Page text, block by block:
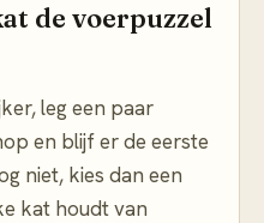
de voerpuzzel
leg een paar
en blijf er de eerste
niet, kies dan een
kat houdt van